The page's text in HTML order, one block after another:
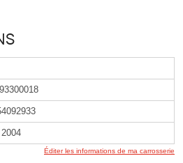
Éditer les informations de ma carrosserie